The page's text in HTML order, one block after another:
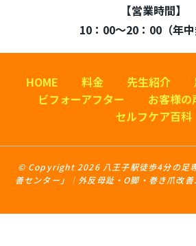
【営業時間】
10：00～20：00（年中
HOME 料金 先生紹介
ビフォーアフター
お客様の
セルフケア百科
© Copyright 2026 八王子駅徒歩4分の足
善センター」｜外反母趾・O脚・巻き爪